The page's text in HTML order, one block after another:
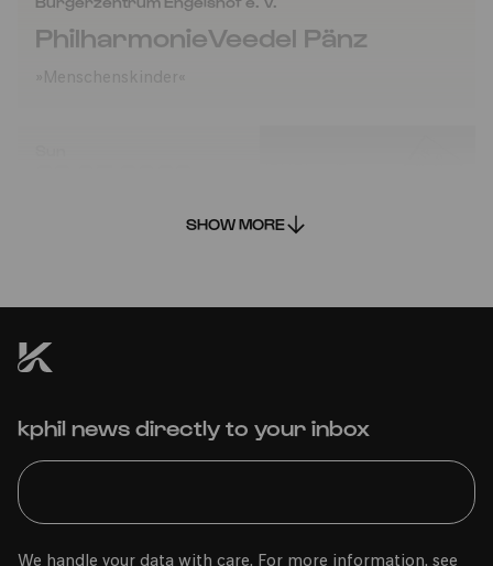
PhilharmonieVeedel Pänz
COMEDIA Theater
PhilharmonieVeedel Pänz
SHOW MORE
kphil news directly to your inbox
We handle your data with care. For more information, see